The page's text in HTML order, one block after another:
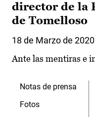
director de la
de Tomelloso
18 de Marzo de 2020
Ante las mentiras e
Notas de prensa
Fotos